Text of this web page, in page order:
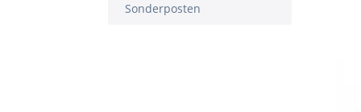
Sonderposten